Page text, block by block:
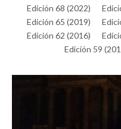
Edición 68 (2022)
Edición 65 (2019)
Edición 62 (2016)
Edición 59